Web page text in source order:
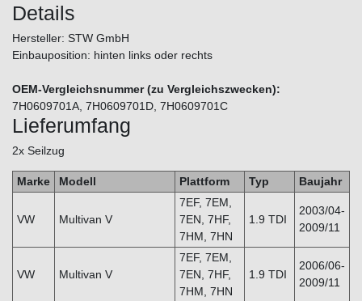
Details
Hersteller: STW GmbH
Einbauposition: hinten links oder rechts
OEM-Vergleichsnummer (zu Vergleichszwecken):
7H0609701A, 7H0609701D, 7H0609701C
Lieferumfang
2x Seilzug
Marke Modell Plattform Typ Baujahr
VW Multivan V
7EF, 7EM,
7EN, 7HF,
7HM, 7HN
1.9 TDI
2003/04-
2009/11
VW Multivan V
7EF, 7EM,
7EN, 7HF,
7HM, 7HN
1.9 TDI
2006/06-
2009/11